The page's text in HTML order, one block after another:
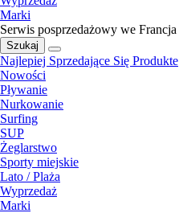
Marki
Serwis posprzedażowy we Francja
Szukaj
Najlepiej Sprzedające Się Produkte
Nowości
Pływanie
Nurkowanie
Surfing
SUP
Żeglarstwo
Sporty miejskie
Lato / Plaża
Wyprzedaż
Marki